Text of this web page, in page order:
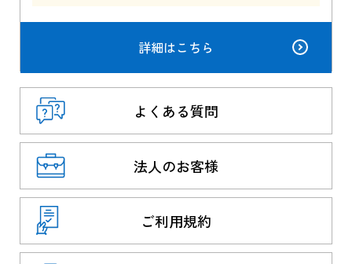
詳細はこちら
よくある質問
法人のお客様
ご利用規約